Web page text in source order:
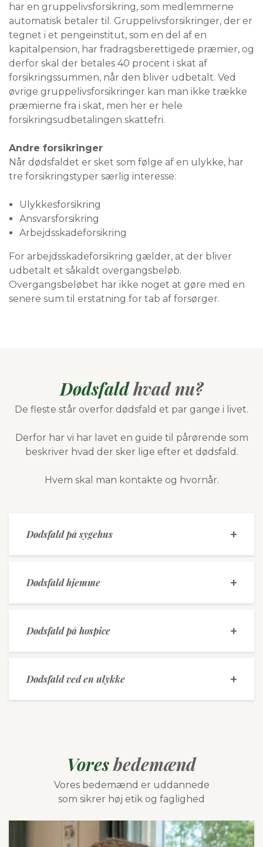
har en gruppelivsforsikring, som medlemmerne
automatisk betaler til. Gruppelivsforsikringer, der er
tegnet i et pengeinstitut, som en del af en
kapitalpension, har fradragsberettigede præmier, og
derfor skal der betales 40 procent i skat af
forsikringssummen, når den bliver udbetalt. Ved
øvrige gruppelivsforsikringer kan man ikke trække
præmierne fra i skat, men her er hele
forsikringsudbetalingen skattefri.
Andre forsikringer
Når dødsfaldet er sket som følge af en ulykke, har
tre forsikringstyper særlig interesse:
Ulykkesforsikring
Ansvarsforsikring
Arbejdsskadeforsikring
For arbejdsskadeforsikring gælder, at der bliver
udbetalt et såkaldt overgangsbeløb.
Overgangsbeløbet har ikke noget at gøre med en
senere sum til erstatning for tab af forsørger.
Dødsfaldhvad nu?
De fleste står overfor dødsfald et par gange i livet.
Derfor har vi har lavet en guide til pårørende som
beskriver hvad der sker lige efter et dødsfald.
Hvem skal man kontakte og hvornår.
Dødsfald på sygehus
Dødsfald hjemme
Dødsfald på hospice
Dødsfald ved en ulykke
Voresbedemænd
Vores bedemænd er uddannede
som sikrer høj etik og faglighed